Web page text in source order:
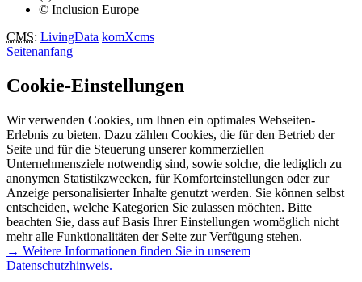
© Inclusion Europe
CMS: LivingData komXcms
Seitenanfang
Cookie-Einstellungen
Wir verwenden Cookies, um Ihnen ein optimales Webseiten-
Erlebnis zu bieten. Dazu zählen Cookies, die für den Betrieb der
Seite und für die Steuerung unserer kommerziellen
Unternehmensziele notwendig sind, sowie solche, die lediglich zu
anonymen Statistikzwecken, für Komforteinstellungen oder zur
Anzeige personalisierter Inhalte genutzt werden. Sie können selbst
entscheiden, welche Kategorien Sie zulassen möchten. Bitte
beachten Sie, dass auf Basis Ihrer Einstellungen womöglich nicht
mehr alle Funktionalitäten der Seite zur Verfügung stehen.
→ Weitere Informationen finden Sie in unserem
Datenschutzhinweis.